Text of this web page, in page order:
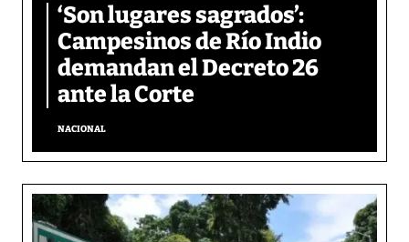
‘Son lugares sagrados’:
Campesinos de Río Indio
demandan el Decreto 26
ante la Corte
NACIONAL